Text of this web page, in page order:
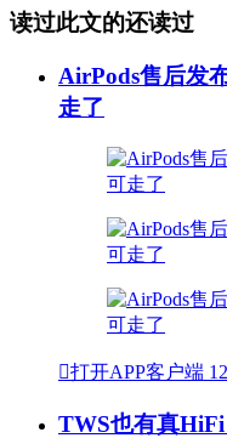
读过此文的还读过
AirPods售后发
走了
打开APP客户端 12
TWS也有真